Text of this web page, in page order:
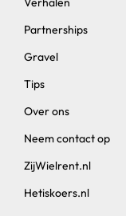
Partnerships
Gravel
Tips
Over ons
Neem contact op
ZijWielrent.nl
Hetiskoers.nl